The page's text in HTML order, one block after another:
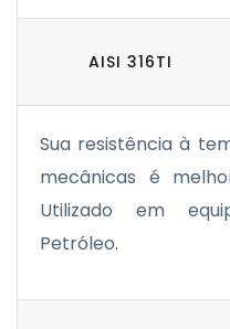
AISI 316TI
Sua resistência à
mecânicas é
Utilizado em
Petróleo.